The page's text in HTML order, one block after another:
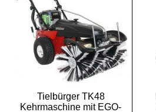
Tielbürger TK48
Kehrmaschine mit EGO-